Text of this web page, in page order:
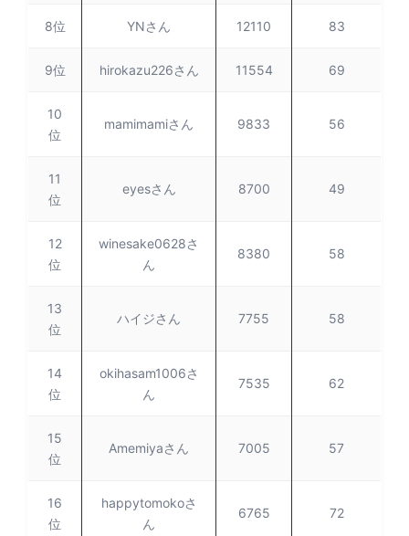
8位 YNさん 12110 83
9位 hirokazu226さん 11554 69
10
位
mamimamiさん 9833 56
11
位
eyesさん 8700 49
12
位
winesake0628さ
ん
8380 58
13
位
ハイジさん 7755 58
14
位
okihasam1006さ
ん
7535 62
15
位
Amemiyaさん 7005 57
16
位
happytomokoさ
ん
6765 72